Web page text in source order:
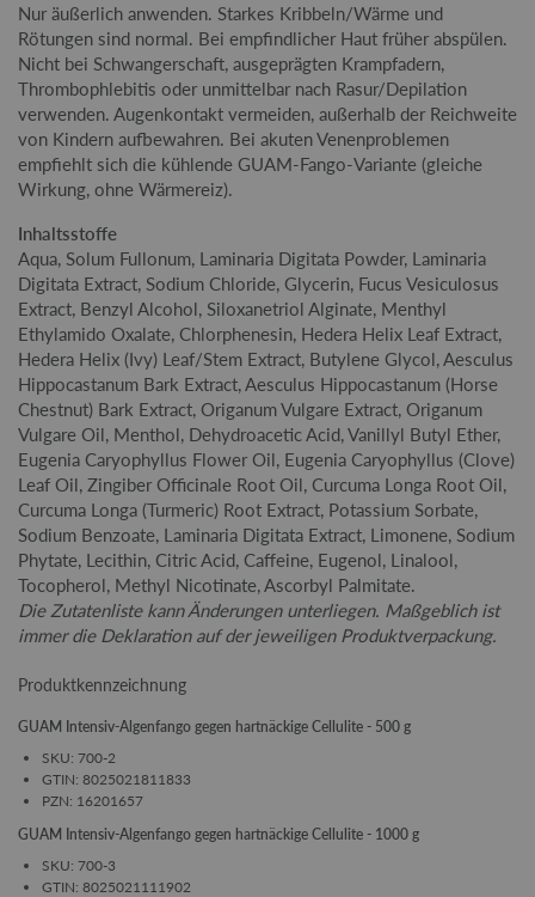
Nur äußerlich anwenden. Starkes Kribbeln/Wärme und
Rötungen sind normal. Bei empfindlicher Haut früher abspülen.
Nicht bei Schwangerschaft, ausgeprägten Krampfadern,
Thrombophlebitis oder unmittelbar nach Rasur/Depilation
verwenden. Augenkontakt vermeiden, außerhalb der Reichweite
von Kindern aufbewahren. Bei akuten Venenproblemen
empfiehlt sich die kühlende GUAM-Fango-Variante (gleiche
Wirkung, ohne Wärmereiz).
Inhaltsstoffe
Aqua, Solum Fullonum, Laminaria Digitata Powder, Laminaria
Digitata Extract, Sodium Chloride, Glycerin, Fucus Vesiculosus
Extract, Benzyl Alcohol, Siloxanetriol Alginate, Menthyl
Ethylamido Oxalate, Chlorphenesin, Hedera Helix Leaf Extract,
Hedera Helix (Ivy) Leaf/Stem Extract, Butylene Glycol, Aesculus
Hippocastanum Bark Extract, Aesculus Hippocastanum (Horse
Chestnut) Bark Extract, Origanum Vulgare Extract, Origanum
Vulgare Oil, Menthol, Dehydroacetic Acid, Vanillyl Butyl Ether,
Eugenia Caryophyllus Flower Oil, Eugenia Caryophyllus (Clove)
Leaf Oil, Zingiber Officinale Root Oil, Curcuma Longa Root Oil,
Curcuma Longa (Turmeric) Root Extract, Potassium Sorbate,
Sodium Benzoate, Laminaria Digitata Extract, Limonene, Sodium
Phytate, Lecithin, Citric Acid, Caffeine, Eugenol, Linalool,
Tocopherol, Methyl Nicotinate, Ascorbyl Palmitate.
Die Zutatenliste kann Änderungen unterliegen. Maßgeblich ist
immer die Deklaration auf der jeweiligen Produktverpackung.
Produktkennzeichnung
GUAM Intensiv-Algenfango gegen hartnäckige Cellulite - 500 g
SKU: 700-2
GTIN: 8025021811833
PZN: 16201657
GUAM Intensiv-Algenfango gegen hartnäckige Cellulite - 1000 g
SKU: 700-3
GTIN: 8025021111902